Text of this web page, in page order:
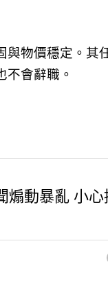
與物價穩定。其
會辭職。
煽動暴亂 小心